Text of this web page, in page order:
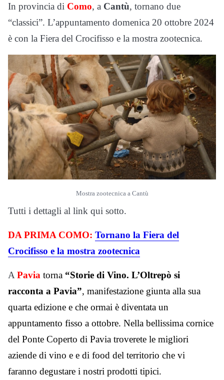
In provincia di Como, a Cantù, tornano due
“classici”. L’appuntamento domenica 20 ottobre 2024
è con la Fiera del Crocifisso e la mostra zootecnica.
Mostra zootecnica a Cantù
Tutti i dettagli al link qui sotto.
DA PRIMA COMO: Tornano la Fiera del
Crocifisso e la mostra zootecnica
A Pavia torna “Storie di Vino. L’Oltrepò si
racconta a Pavia”, manifestazione giunta alla sua
quarta edizione e che ormai è diventata un
appuntamento fisso a ottobre. Nella bellissima cornice
del Ponte Coperto di Pavia troverete le migliori
aziende di vino e e di food del territorio che vi
faranno degustare i nostri prodotti tipici.